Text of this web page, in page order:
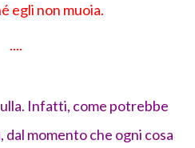
egli non muoia.
....
Infatti, come potrebbe
momento che ogni cosa